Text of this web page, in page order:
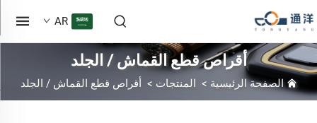
AR
أقراص قطع القماش / الجلد
الصفحة الرئيسية > المنتجات > أقراص قطع القماش / الجلد